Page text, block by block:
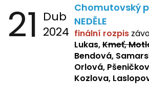
Sochorová,
Negreskul, Mitro
21 Dub
2024
Chomutovský
NEDĚLE
finální rozpis
Lukas,Kmeť,
Bendová,
Orlová,
Kozlova,